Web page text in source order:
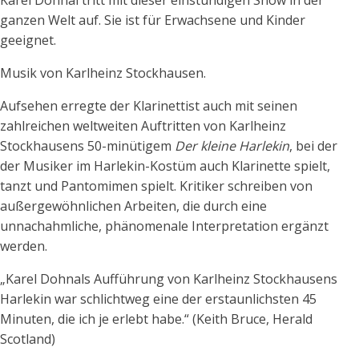
ganzen Welt auf. Sie ist für Erwachsene und Kinder
geeignet.
Musik von Karlheinz Stockhausen.
Aufsehen erregte der Klarinettist auch mit seinen
zahlreichen weltweiten Auftritten von Karlheinz
Stockhausens 50-minütigem Der kleine Harlekin, bei der
der Musiker im Harlekin-Kostüm auch Klarinette spielt,
tanzt und Pantomimen spielt. Kritiker schreiben von
außergewöhnlichen Arbeiten, die durch eine
unnachahmliche, phänomenale Interpretation ergänzt
werden.
„Karel Dohnals Aufführung von Karlheinz Stockhausens
Harlekin war schlichtweg eine der erstaunlichsten 45
Minuten, die ich je erlebt habe.“ (Keith Bruce, Herald
Scotland)